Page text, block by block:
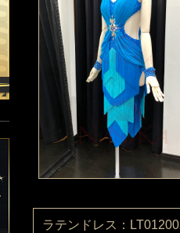
ラテンドレス：